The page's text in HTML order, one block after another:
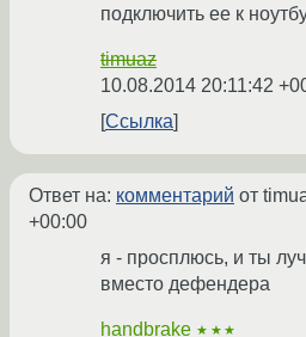
подключить ее к
timuaz
10.08.2014 20:11:42
Ссылка
Ответ на: комментарий от
+00:00
я - просплюсь, и ты
вместо дефендера
handbrake ★★★